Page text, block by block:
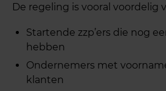
De regeling is vooral voordelig
Startende zzp’ers die nog
hebben
Ondernemers met
klanten